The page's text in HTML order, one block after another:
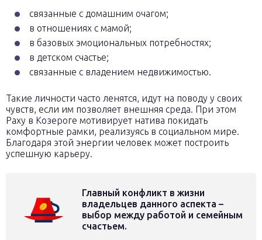
связанные с домашним очагом;
в отношениях с мамой;
в базовых эмоциональных потребностях;
в детском счастье;
связанные с владением недвижимостью.
Такие личности часто ленятся, идут на поводу у своих
чувств, если им позволяет внешняя среда. При этом
Раху в Козероге мотивирует натива покидать
комфортные рамки, реализуясь в социальном мире.
Благодаря этой энергии человек может построить
успешную карьеру.
Главный конфликт в жизни
владельцев данного аспекта –
выбор между работой и семейным
счастьем.